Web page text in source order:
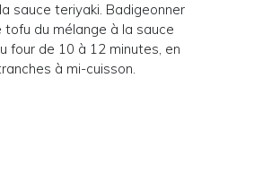
sauce teriyaki. Badigeonner
tofu du mélange à la sauce
four de 10 à 12 minutes, en
à mi-cuisson.